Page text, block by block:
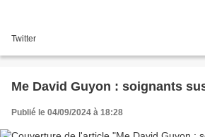
Twitter
Me David Guyon : soignants
Publié le 04/09/2024 à 18:28